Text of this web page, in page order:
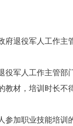
府退役军人工作主
役军人工作主管部
教材，培训时长不
参加职业技能培训